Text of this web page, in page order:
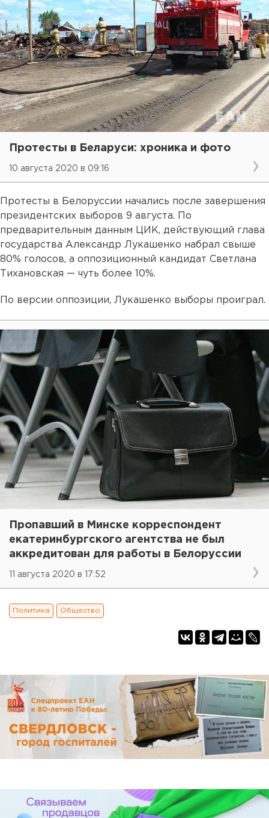
Протесты в Беларуси: хроника и фото
10 августа 2020 в 09:16
Протесты в Белоруссии начались после завершения
президентских выборов 9 августа. По
предварительным данным ЦИК, действующий глава
государства Александр Лукашенко набрал свыше
80% голосов, а оппозиционный кандидат Светлана
Тихановская — чуть более 10%.
По версии оппозиции, Лукашенко выборы проиграл.
Пропавший в Минске корреспондент
екатеринбургского агентства не был
аккредитован для работы в Белоруссии
11 августа 2020 в 17:52
Политика Общество